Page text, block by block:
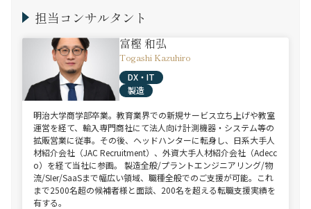
担当コンサルタント
富樫 和弘
Togashi Kazuhiro
DX・IT
製造
明治大学商学部卒業。教育業界での新規サービス立ち上げや教室
運営を経て、輸入専門商社にて法人向け計測機器・システム等の
拡販営業に従事。その後、ヘッドハンターに転身し、日系大手人
材紹介会社（JAC Recruitment）、外資大手人材紹介会社（Adecc
o）を経て当社に参画。 製造全般/プラントエンジニアリング/物
流/SIer/SaaSまで幅広い領域、職種全般でのご支援が可能。これ
まで2500名超の候補者様と面談、200名を超える転職支援実績を
有する。